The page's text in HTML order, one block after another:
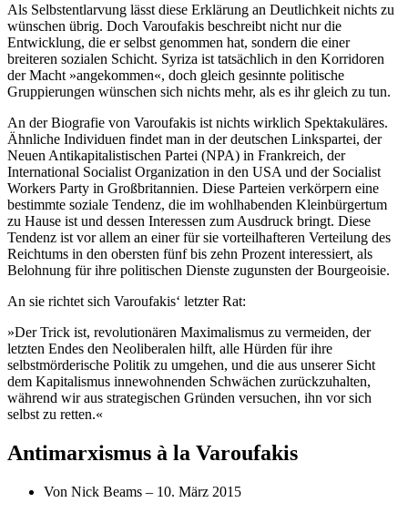
Als Selbstentlarvung lässt diese Erklärung an Deutlichkeit nichts zu
wünschen übrig. Doch Varoufakis beschreibt nicht nur die
Entwicklung, die er selbst genommen hat, sondern die einer
breiteren sozialen Schicht. Syriza ist tatsächlich in den Korridoren
der Macht »angekommen«, doch gleich gesinnte politische
Gruppierungen wünschen sich nichts mehr, als es ihr gleich zu tun.
An der Biografie von Varoufakis ist nichts wirklich Spektakuläres.
Ähnliche Individuen findet man in der deutschen Linkspartei, der
Neuen Antikapitalistischen Partei (NPA) in Frankreich, der
International Socialist Organization in den USA und der Socialist
Workers Party in Großbritannien. Diese Parteien verkörpern eine
bestimmte soziale Tendenz, die im wohlhabenden Kleinbürgertum
zu Hause ist und dessen Interessen zum Ausdruck bringt. Diese
Tendenz ist vor allem an einer für sie vorteilhafteren Verteilung des
Reichtums in den obersten fünf bis zehn Prozent interessiert, als
Belohnung für ihre politischen Dienste zugunsten der Bourgeoisie.
An sie richtet sich Varoufakis‘ letzter Rat:
»Der Trick ist, revolutionären Maximalismus zu vermeiden, der
letzten Endes den Neoliberalen hilft, alle Hürden für ihre
selbstmörderische Politik zu umgehen, und die aus unserer Sicht
dem Kapitalismus innewohnenden Schwächen zurückzuhalten,
während wir aus strategischen Gründen versuchen, ihn vor sich
selbst zu retten.«
Antimarxismus à la Varoufakis
Von Nick Beams – 10. März 2015